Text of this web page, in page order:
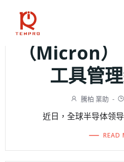
（Micron
工具管
騰柏 業助 -
近日，全球半导体领
READ